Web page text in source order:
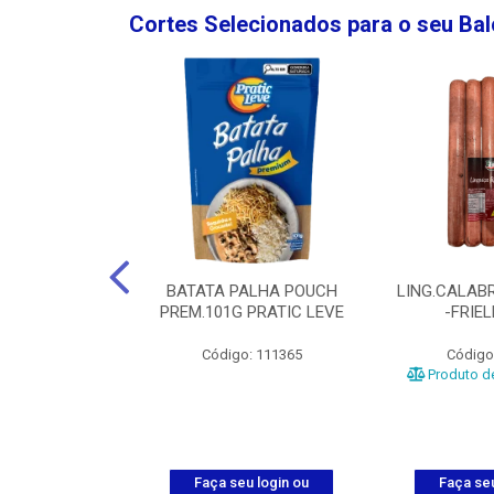
Cortes Selecionados para o seu
BATATA PALHA POUCH
PREM.101G PRATIC LEVE
Código: 111365
Faça seu login ou
-
Produto
Faça